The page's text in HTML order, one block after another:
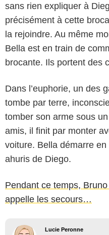
sans rien expliquer à
précisément à cette
la rejoindre. Au même
Bella est en train de
brocante. Ils portent des
Dans l’euphorie, un des
tombe par terre,
tomber son arme sous
amis, il finit par monter
voiture. Bella démarre
ahuris de Diego.
Pendant ce temps,
appelle les secours…
Lucie Peronne